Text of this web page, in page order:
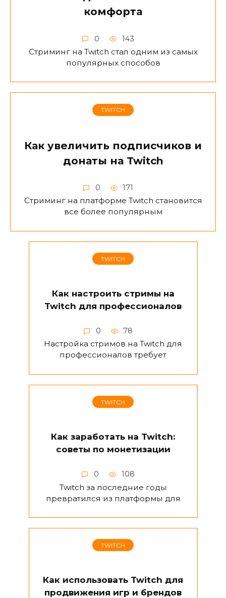
комфорта
0 143
Стриминг на Twitch стал одним из самых
популярных способов
TWITCH
Как увеличить подписчиков и
донаты на Twitch
0 171
Стриминг на платформе Twitch становится
все более популярным
TWITCH
Как настроить стримы на
Twitch для профессионалов
0 78
Настройка стримов на Twitch для
профессионалов требует
TWITCH
Как заработать на Twitch:
советы по монетизации
0 108
Twitch за последние годы
превратился из платформы для
TWITCH
Как использовать Twitch для
продвижения игр и брендов